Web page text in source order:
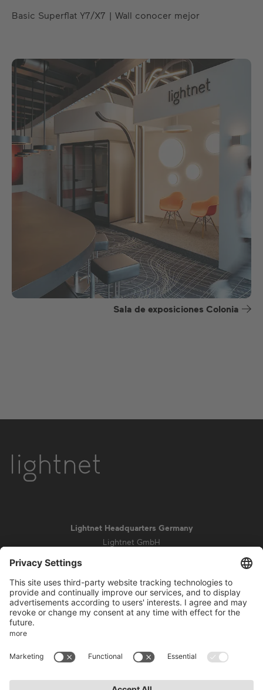
Basic Superflat Y7/X7 | Wall conocer mejor
Sala de exposiciones Colonia
Lightnet Headquarters Germany
Lightnet GmbH
info@lightnet.de
Política de privacidad
Condiciones de la garantía